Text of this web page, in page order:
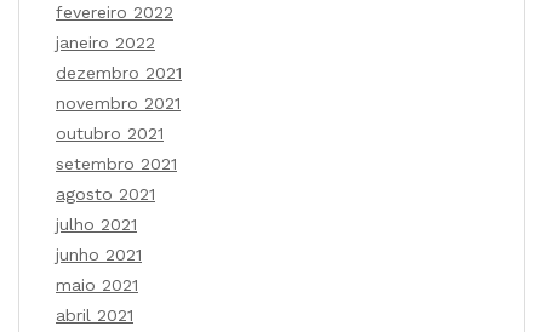
fevereiro 2022
janeiro 2022
dezembro 2021
novembro 2021
outubro 2021
setembro 2021
agosto 2021
julho 2021
junho 2021
maio 2021
abril 2021